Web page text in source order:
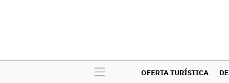
OFERTA TURÍSTICA